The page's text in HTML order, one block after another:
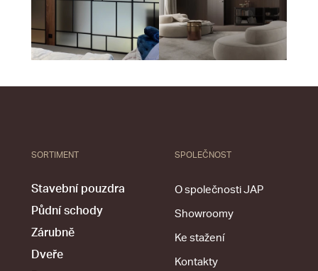
SORTIMENT
Stavební pouzdra
Půdní schody
Zárubně
Dveře
SPOLEČNOST
O společnosti JAP
Showroomy
Ke stažení
Kontakty